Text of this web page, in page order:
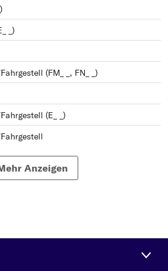
_)
(FM_ _, FN_ _)
(E_ _)
(T_ _)
73E)
(V_ _)
Anzeigen